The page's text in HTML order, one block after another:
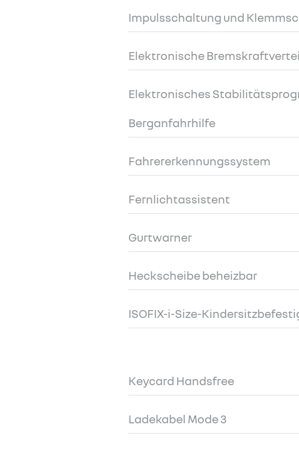
Impulsschaltung und
Elektronische
Elektronisches
Berganfahrhilfe
Fahrererkennungssystem
Fernlichtassistent
Gurtwarner
Heckscheibe beheizbar
ISOFIX-i-Size-
Keycard Handsfree
Ladekabel Mode 3